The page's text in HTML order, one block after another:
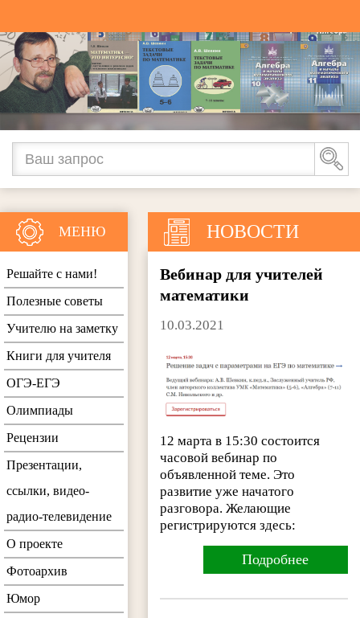
НОВОСТИ
Вебинар для учителей
математики
10.03.2021
12 марта в 15:30 состоится
часовой вебинар по
объявленной теме. Это
развитие уже начатого
разговора. Желающие
регистрируются здесь:
Подробнее
МЕНЮ
Решайте с нами!
Полезные советы
Учителю на заметку
Книги для учителя
ОГЭ-ЕГЭ
Олимпиады
Рецензии
Презентации,
ссылки, видео-
радио-телевидение
О проекте
Фотоархив
Юмор